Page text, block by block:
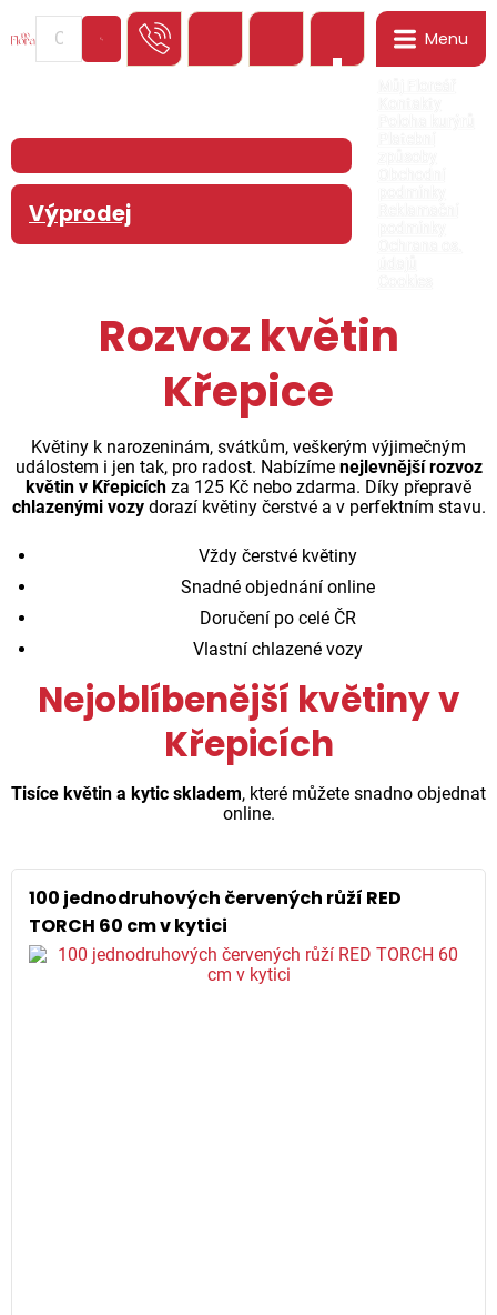
Menu
Výprodej
Rozvoz květin
Křepice
Květiny k narozeninám, svátkům, veškerým výjimečným
událostem i jen tak, pro radost. Nabízíme nejlevnější rozvoz
květin v Křepicích za 125 Kč nebo zdarma. Díky přepravě
chlazenými vozydorazí květiny čerstvé a v perfektním stavu.
Vždy čerstvé květiny
Snadné objednání online
Doručení po celé ČR
Vlastní chlazené vozy
Nejoblíbenější květiny v
Křepicích
Tisíce květin a kytic skladem, které můžete snadno objednat
online.
100 jednodruhových červených růží RED
TORCH 60 cm v kytici